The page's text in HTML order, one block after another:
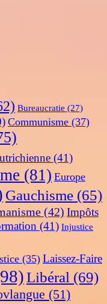
Bureaucratie (27)
Communisme (37)
(41)
(81) Europe
Gauchisme (65)
(42) Impôts
(41) Injustice
(35) Laissez-Faire
Libéral (69)
(51)